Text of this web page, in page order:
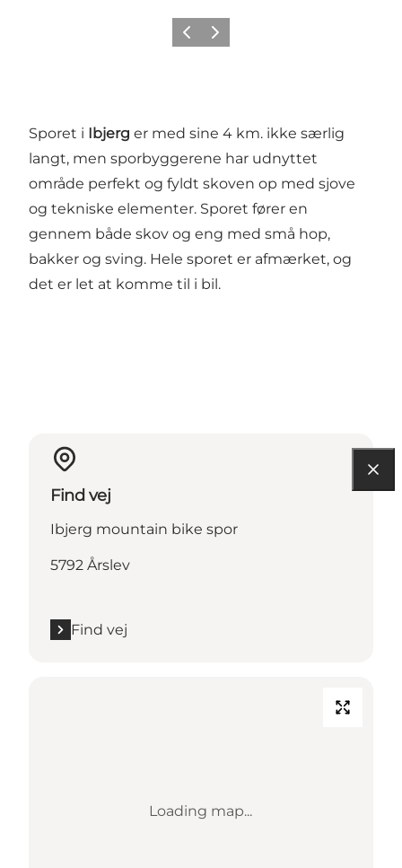
Forrige billede
Næste billede
Sporet i Ibjerg er med sine 4 km. ikke særlig
langt, men sporbyggerene har udnyttet
område perfekt og fyldt skoven op med sjove
og tekniske elementer. Sporet fører en
gennem både skov og eng med små hop,
bakker og sving. Hele sporet er afmærket, og
det er let at komme til i bil.
Find vej
Ibjerg mountain bike spor
5792 Årslev
Find vej
Loading map...